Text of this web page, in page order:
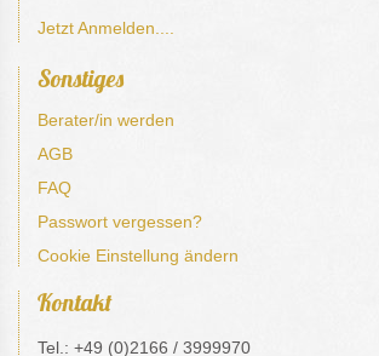
Jetzt Anmelden....
Sonstiges
Berater/in werden
AGB
FAQ
Passwort vergessen?
Cookie Einstellung ändern
Kontakt
Tel.: +49 (0)2166 / 3999970